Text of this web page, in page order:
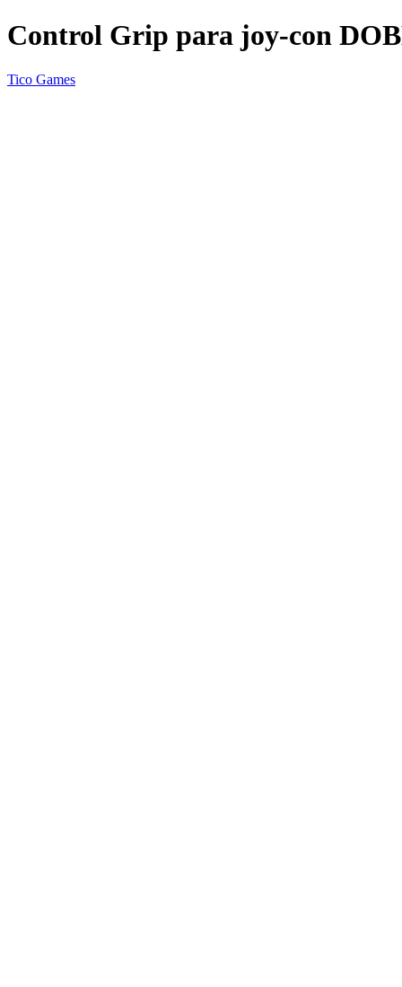
Control Grip para joy-con
Tico Games